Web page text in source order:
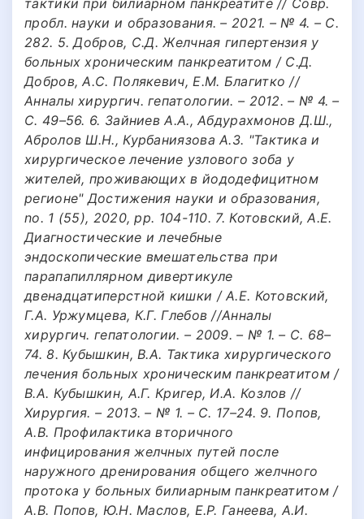
пробл. науки и образования. – 2021. – № 4. – С.
282. 5. Добров, С.Д. Желчная гипертензия у
больных хроническим панкреатитом / С.Д.
Добров, А.С. Полякевич, Е.М. Благитко //
Анналы хирургич. гепатологии. – 2012. – № 4. –
С. 49–56. 6. Зайниев А.A., Абдурахмонов Д.Ш.,
Абролов Ш.Н., Курбаниязова А.З. "Тактика и
хирургическое лечение узлового зоба у
жителей, проживающих в йододефицитном
регионе" Достижения науки и образования,
no. 1 (55), 2020, pp. 104-110. 7. Котовский, А.Е.
Диагностические и лечебные
эндоскопические вмешательства при
парапапиллярном дивертикуле
двенадцатиперстной кишки / А.Е. Котовский,
Г.А. Уржумцева, К.Г. Глебов //Анналы
хирургич. гепатологии. – 2009. – № 1. – С. 68–
74. 8. Кубышкин, В.А. Тактика хирургического
лечения больных хроническим панкреатитом /
В.А. Кубышкин, А.Г. Кригер, И.А. Козлов //
Хирургия. – 2013. – № 1. – С. 17–24. 9. Попов,
А.В. Профилактика вторичного
инфицирования желчных путей после
наружного дренирования общего желчного
протока у больных билиарным панкреатитом /
А.В. Попов, Ю.Н. Маслов, Е.Р. Ганеева, А.И.